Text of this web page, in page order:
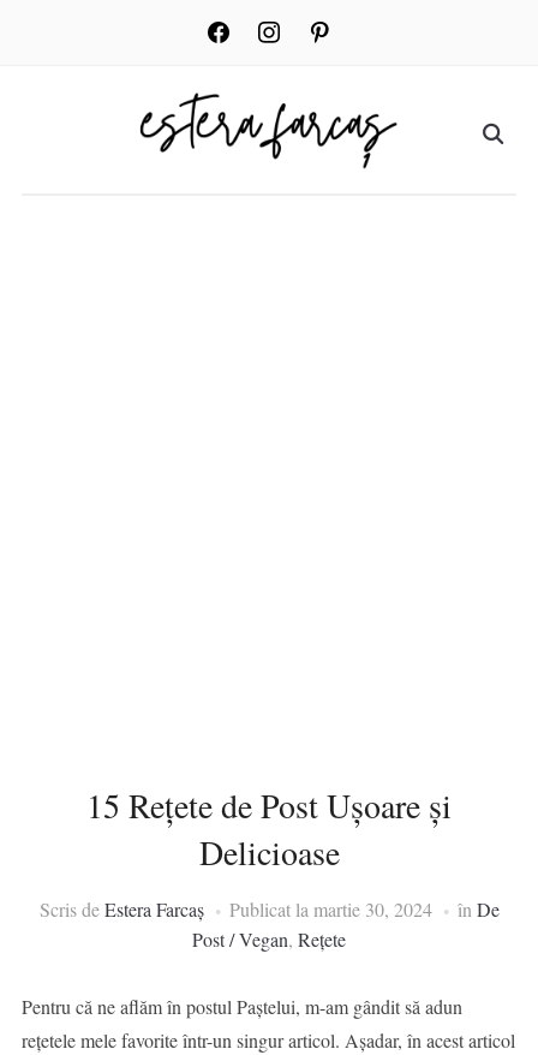
facebook instagrampinterest
15 Rețete de Post Ușoare și
Delicioase
Scris deEstera Farcaș Publicat la martie 30, 2024 în De
Post / Vegan, Rețete
Pentru că ne aflăm în postul Paștelui, m-am gândit să adun
rețetele mele favorite într-un singur articol. Așadar, în acest articol